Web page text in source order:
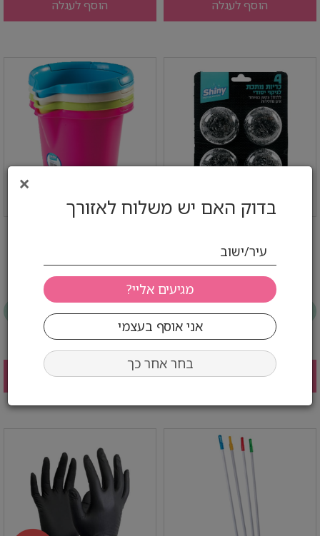
×
בדוק האם יש משלוח לאזורך
עיר/ישוב
בחר אחר כך
הוסף לעגלה הוסף לעגלה
4.6 ₪ לפני מע''מ
יחידות קרטון (48)
בחר כמות:
הוסף לעגלה
9 ₪ לפני מע''מ
יחידות
בחר כמות:
הוסף לעגלה